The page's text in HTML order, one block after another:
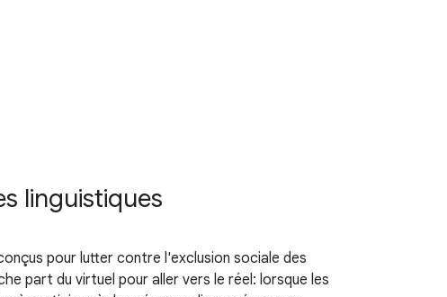
linguistiques
pour lutter contre l'exclusion sociale des
part du virtuel pour aller vers le réel: lorsque les